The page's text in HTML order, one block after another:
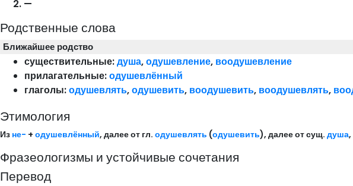
—
Родственные слова
Ближайшее родство
существительные:душа,одушевление, воодушевление
прилагательные:одушевлённый
глаголы:одушевлять,одушевить, воодушевить, воодушевлять,
Этимология
Из не- +одушевлённый, далее от гл.одушевлять (одушевить), далее от сущ.душа,
Фразеологизмы и устойчивые сочетания
Перевод